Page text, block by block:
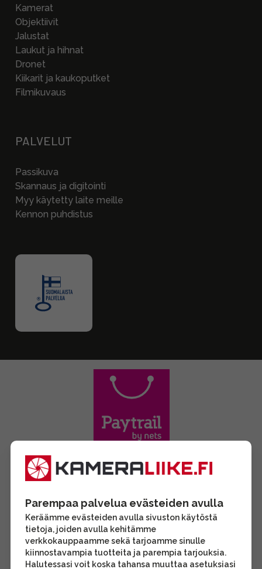
Kamerat
Objektiivit
Jalustat
Laukut ja hihnat
Dronet
Kiikarit ja kaukoputket
Filmikuvaus
PALVELUT
Passikuva
Skannaus ja digitointi
Myy käytetty laite meille
Kennon puhdistus
Parempaa palvelua evästeiden avulla
Keräämme evästeiden avulla sivuston käytöstä
tietoja, joiden avulla kehitämme
verkkokauppaamme sekä tarjoamme sinulle
kiinnostavampia tuotteita ja parempia tarjouksia.
Halutessasi voit koska tahansa muuttaa asetuksiasi